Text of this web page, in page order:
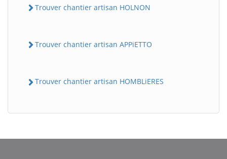
Trouver chantier artisan HOLNON
Trouver chantier artisan APPiETTO
Trouver chantier artisan HOMBLiERES